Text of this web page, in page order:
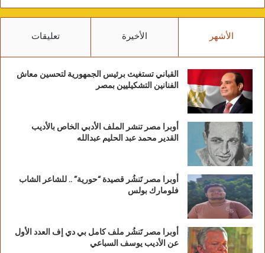
الأشهر الأخيرة تعليقات
القباني تستغيث برئيس الجمهورية لتحسين معاش
الفنانين التشكيليين بمصر
أوبرا مصر تنشر الملف الأدبي الخاص بالأديب
القدير محمد عبد الحليم عبدالله
أوبرا مصر تَنشُر قصيدة “حورية” .. للشاعر الشاب
فلومارك بولس
أوبرا مصر تَنشُر ملف كامل بي دي إف العدد الأول
عن الأديب يوسف السباعي